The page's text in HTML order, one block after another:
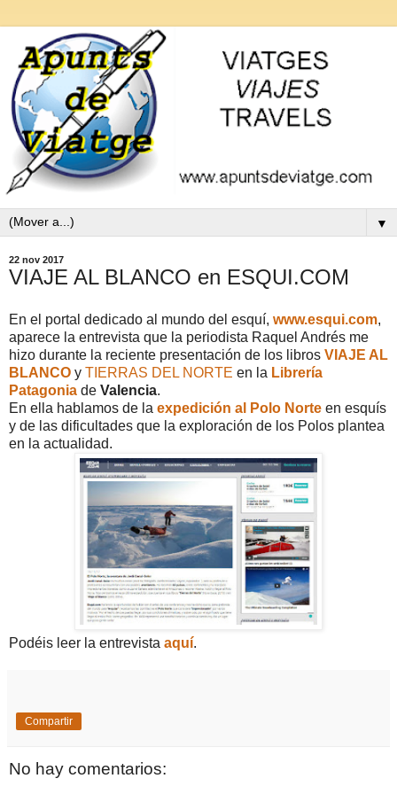
▼
22 nov 2017
VIAJE AL BLANCO en ESQUI.COM
En el portal dedicado al mundo del esquí, www.esqui.com,
aparece la entrevista que la periodista Raquel Andrés me
hizo durante la reciente presentación de los libros VIAJE AL
BLANCO y TIERRAS DEL NORTE en la Librería
Patagonia de Valencia.
En ella hablamos de la expedición al Polo Norte en esquís
y de las dificultades que la exploración de los Polos plantea
en la actualidad.
Podéis leer la entrevista aquí.
Compartir
No hay comentarios: